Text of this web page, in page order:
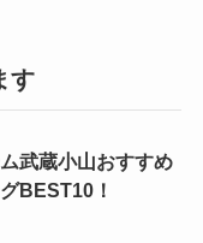
す
武蔵小山おすすめ
BEST10！